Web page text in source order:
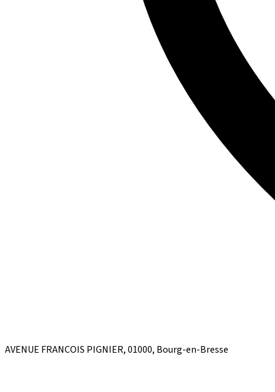
AVENUE FRANCOIS PIGNIER, 01000, Bourg-en-Bresse